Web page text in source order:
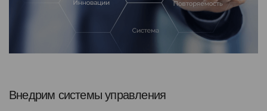
Внедрим системы управления